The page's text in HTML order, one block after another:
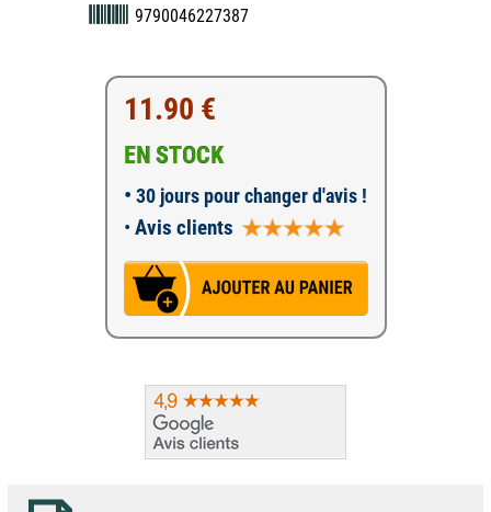
9790046227387
11.90 €
EN STOCK
• 30 jours pour changer d'avis !
• Avis clients